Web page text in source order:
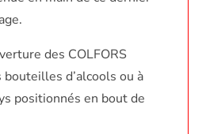
des COLFORS
d’alcools ou à
positionnés en bout de